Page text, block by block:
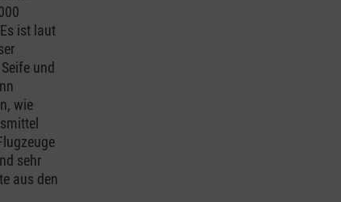
ist laut
und
wie
sehr
aus den